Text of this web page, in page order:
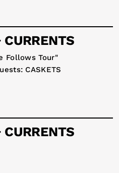
CURRENTS
Follows Tour"
CASKETS
CURRENTS